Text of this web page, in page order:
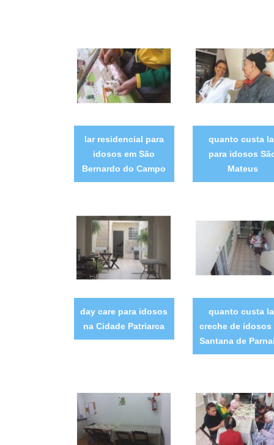
lar residencial para
idosos em São
Bernardo do Campo
quanto custa
para idosos
Mateus
day care para idosos
na Cidade Patriarca
quanto custa
creche de idosos
Santana de